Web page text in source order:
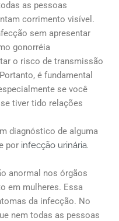
as pessoas
corrimento visível.
sem apresentar
gonorréia
o risco de transmissão
é fundamental
se você
tiver tido relações
diagnóstico de alguma
por infecção urinária.
anormal nos órgãos
em mulheres. Essa
da infecção. No
nem todas as pessoas